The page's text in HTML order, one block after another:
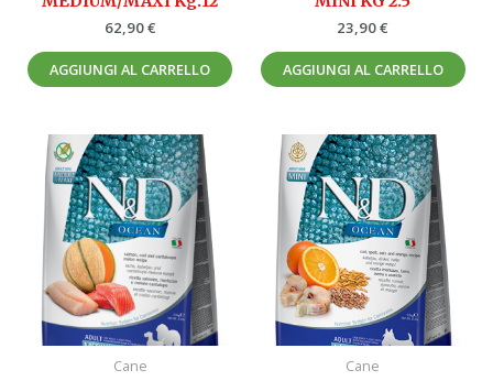
62,90€
AGGIUNGI AL CARRELLO
23,90€
AGGIUNGI AL CARRELLO
Cane Cane